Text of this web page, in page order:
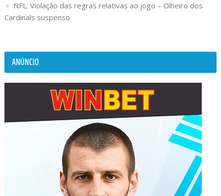
NFL: Violação das regras relativas ao jogo – Olheiro dos
Cardinals suspenso
ANÚNCIO